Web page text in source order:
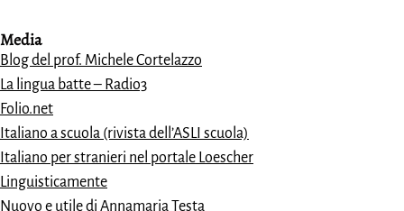
Media
Blog del prof. Michele Cortelazzo
La lingua batte – Radio3
Folio.net
Italiano a scuola (rivista dell’ASLI scuola)
Italiano per stranieri nel portale Loescher
Linguisticamente
Nuovo e utile di Annamaria Testa